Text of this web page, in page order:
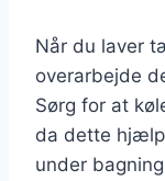
Når du laver
overarbejde
Sørg for at
da dette
under